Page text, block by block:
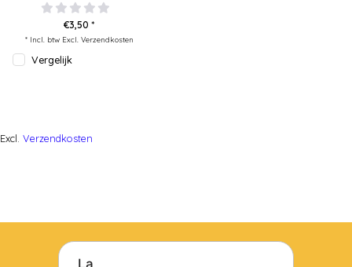
€3,50 *
* Incl. btw Excl. Verzendkosten
Vergelijk
Excl. Verzendkosten